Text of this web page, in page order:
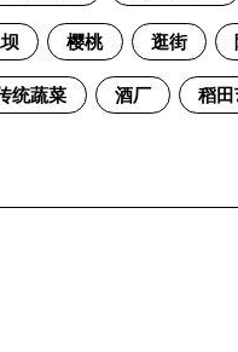
樱桃 逛街
统蔬菜 酒厂 稻田